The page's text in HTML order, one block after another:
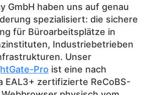
GmbH haben uns auf genau
spezialisiert: die sichere
für Büroarbeitsplätze in
Industriebetrieben
Unser
Pro ist eine nach
EAL3+ zertifizierte ReCoBS-